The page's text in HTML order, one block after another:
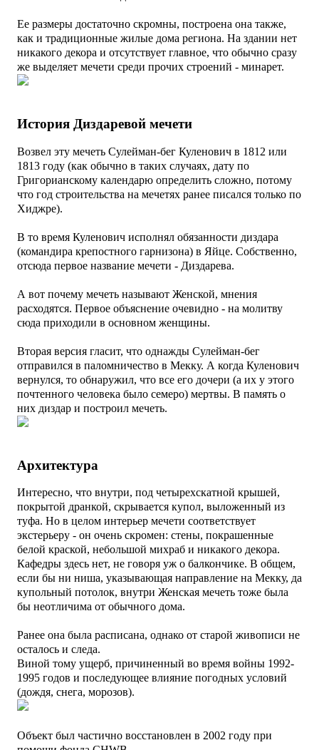
Ее размеры достаточно скромны, построена она также,
как и традиционные жилые дома региона. На здании нет
никакого декора и отсутствует главное, что обычно сразу
же выделяет мечети среди прочих строений - минарет.
История Диздаревой мечети
Возвел эту мечеть Сулейман-бег Куленович в 1812 или
1813 году (как обычно в таких случаях, дату по
Григорианскому календарю определить сложно, потому
что год строительства на мечетях ранее писался только по
Хиджре).
В то время Куленович исполнял обязанности диздара
(командира крепостного гарнизона) в Яйце. Собственно,
отсюда первое название мечети - Диздарева.
А вот почему мечеть называют Женской, мнения
расходятся. Первое объяснение очевидно - на молитву
сюда приходили в основном женщины.
Вторая версия гласит, что однажды Сулейман-бег
отправился в паломничество в Мекку. А когда Куленович
вернулся, то обнаружил, что все его дочери (а их у этого
почтенного человека было семеро) мертвы. В память о
них диздар и построил мечеть.
Архитектура
Интересно, что внутри, под четырехскатной крышей,
покрытой дранкой, скрывается купол, выложенный из
туфа. Но в целом интерьер мечети соответствует
экстерьеру - он очень скромен: стены, покрашенные
белой краской, небольшой михраб и никакого декора.
Кафедры здесь нет, не говоря уж о балкончике. В общем,
если бы ни ниша, указывающая направление на Мекку, да
купольный потолок, внутри Женская мечеть тоже была
бы неотличима от обычного дома.
Ранее она была расписана, однако от старой живописи не
осталось и следа.
Виной тому ущерб, причиненный во время войны 1992-
1995 годов и последующее влияние погодных условий
(дождя, снега, морозов).
Объект был частично восстановлен в 2002 году при